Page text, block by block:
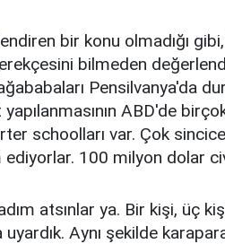
bir konu olmadığı
bilmeden
Pensilvanya'da
ABD'de
schoolları var. Çok
100 milyon dolar
atsınlar ya. Bir kişi, üç
Aynı şekilde